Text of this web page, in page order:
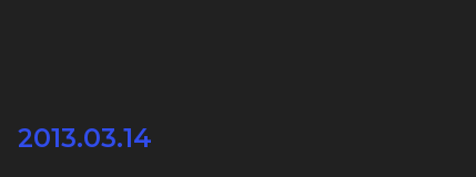
2013.03.14